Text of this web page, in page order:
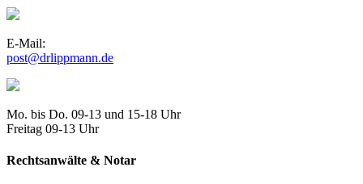
E-Mail:
post@drlippmann.de
Mo. bis Do. 09-13 und 15-18 Uhr
Freitag 09-13 Uhr
Rechtsanwälte & Notar